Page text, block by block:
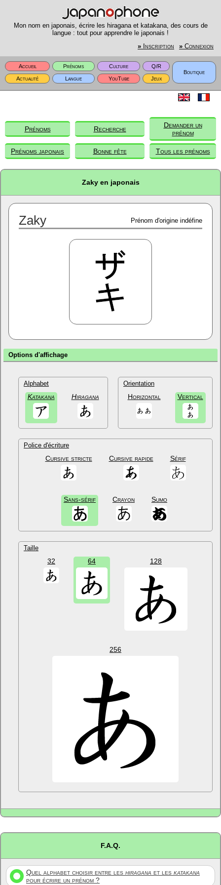
Mon nom en japonais, écrire les hiragana et katakana, des cours de
langue : tout pour apprendre le japonais !
» Inscription » Connexion
Accueil Prénoms Culture
Q/R
Boutique
Actualité
Langue YouTube Jeux
Prénoms Recherche
Demander un
prénom
Prénoms japonais Bonne fête Tous les prénoms
Zaky en japonais
Zaky Prénom d'origine indéfine
Options d'affichage
Alphabet
Katakana Hiragana
Orientation
Horizontal Vertical
Police d'écriture
Cursive stricte Cursive rapide Sérif
Sans-sérif Crayon Sumo
Taille
32 64 128
256
F.A.Q.
Quel alphabet choisir entre les hiragana et les katakana
pour écrire un prénom ?